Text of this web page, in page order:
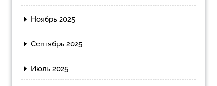
Ноябрь 2025
Сентябрь 2025
Июль 2025